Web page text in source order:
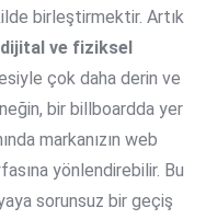
birleştirmektir. Artık
dijital ve fiziksel
çok daha derin ve
bir billboardda yer
markanızın web
yönlendirebilir. Bu
sorunsuz bir geçiş